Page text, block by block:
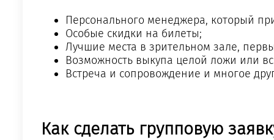
Персонального менеджера, который
Особые скидки на билеты;
Лучшие места в зрительном зале,
Возможность выкупа целой ложи или
Встреча и сопровождение и многое
Как сделать групповую